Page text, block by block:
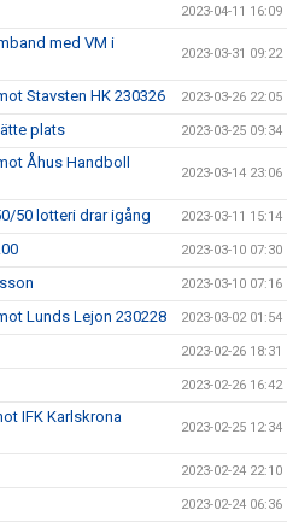
2023-04-11 16:09
med VM i
2023-03-31 09:22
Stavsten HK 230326 2023-03-26 22:05
plats 2023-03-25 09:34
Åhus Handboll
2023-03-14 23:06
50 lotteri drar igång 2023-03-11 15:14
2023-03-10 07:30
2023-03-10 07:16
Lunds Lejon 230228 2023-03-02 01:54
2023-02-26 18:31
2023-02-26 16:42
IFK Karlskrona
2023-02-25 12:34
2023-02-24 22:10
2023-02-24 06:36